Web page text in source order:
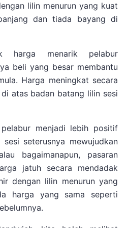
lilin menurun yang kuat
dan tiada bayang di
harga menarik pelabur
beli yang besar membantu
Harga meningkat secara
atas badan batang lilin sesi
menjadi lebih positif
seterusnya mewujudkan
bagaimanapun, pasaran
jatuh secara mendadak
dengan lilin menurun yang
harga yang sama seperti